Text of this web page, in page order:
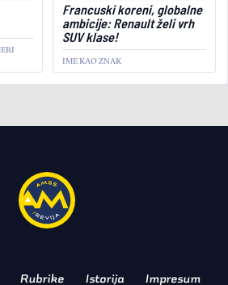
Francuski koreni, globalne
ambicije: Renault želi vrh
SUV klase!
IME KAO ZNAK
Rubrike Istorija Impresum